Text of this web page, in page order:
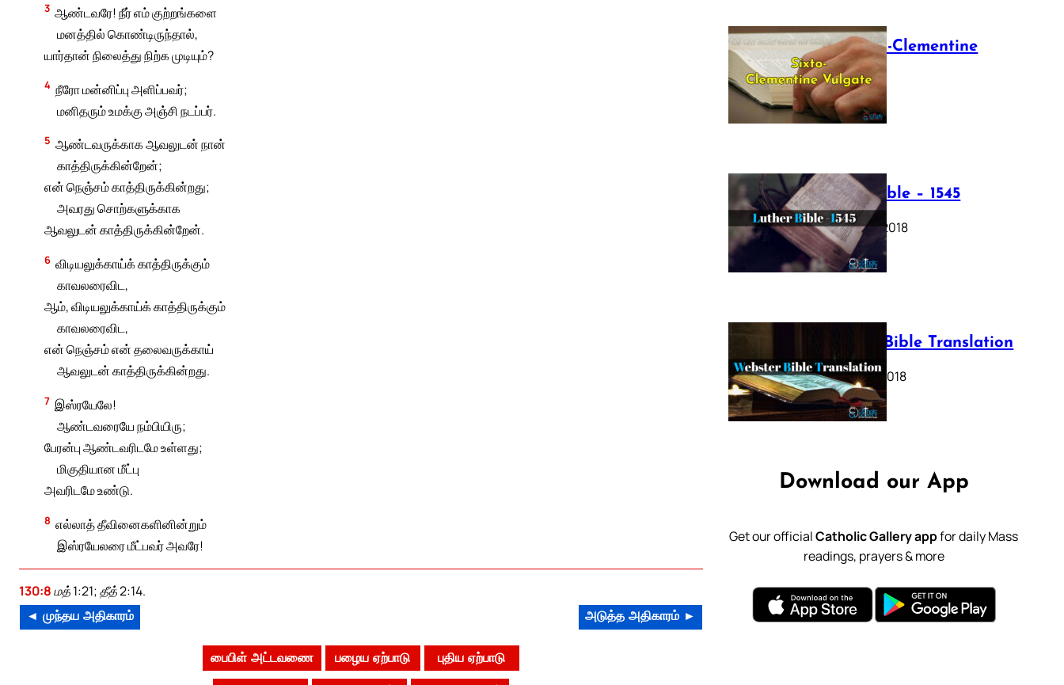
3 ஆண்டவரே! நீர் எம் குற்றங்களை
மனத்தில் கொண்டிருந்தால்,
யார்தான் நிலைத்து நிற்க முடியும்?
4 நீரோ மன்னிப்பு அளிப்பவர்;
மனிதரும் உமக்கு அஞ்சி நடப்பர்.
5 ஆண்டவருக்காக ஆவலுடன் நான்
காத்திருக்கின்றேன்;
என் நெஞ்சம் காத்திருக்கின்றது;
அவரது சொற்களுக்காக
ஆவலுடன் காத்திருக்கின்றேன்.
6 விடியலுக்காய்க் காத்திருக்கும்
காவலரைவிட,
ஆம், விடியலுக்காய்க் காத்திருக்கும்
காவலரைவிட,
என் நெஞ்சம் என் தலைவருக்காய்
ஆவலுடன் காத்திருக்கின்றது.
7 இஸ்ரயேலே!
ஆண்டவரையே நம்பியிரு;
பேரன்பு ஆண்டவரிடமே உள்ளது;
மிகுதியான மீட்பு
அவரிடமே உண்டு.
8 எல்லாத் தீவினைகளினின்றும்
இஸ்ரயேலரை மீட்பவர் அவரே!
130:8மத் 1:21; தீத் 2:14.
◄ முந்தய அதிகாரம் அடுத்த அதிகாரம் ►
பைபிள் அட்டவணை பழைய ஏற்பாடு புதிய ஏற்பாடு
The Sixto-Clementine
Vulgate
July 12, 2025
Luther Bible – 1545
October 17, 2018
Webster Bible Translation
October 11, 2018
Download our App
Get our officialCatholic Gallery appfor daily Mass
readings, prayers & more